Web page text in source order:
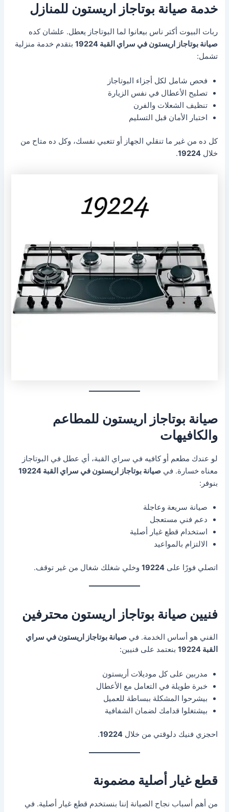
خدمة صيانة بوتاجاز اريستون للمنازل
ربات البيوت أكتر ناس بيعانوا لما البوتاجاز يعطل. علشان كده
صيانة بوتاجاز اريستون في سراي القبة 19224
بتقدم خدمة منزلية
تشمل:
فحص شامل لكل أجزاء البوتاجاز
تصليح الأعطال في نفس الزيارة
تنظيف الشعلات والفرن
اختبار الأمان قبل التسليم
كل ده من غير ما تنقلي الجهاز أو تتعبي نفسك، وكل ده متاح من
خلال19224
.
صيانة بوتاجاز اريستون للمطاعم
والكافيهات
لو عندك مطعم أو كافيه في سراي القبة، أي عطل في البوتاجاز
معناه خسارة. فيصيانة بوتاجاز اريستون في سراي القبة 19224
بنوفر:
صيانة سريعة وعاجلة
دعم فني مستعجل
استخدام قطع غيار أصلية
الالتزام بالمواعيد
اتصلي فورًا على19224 وخلي شغلك شغال من غير توقف.
فنيين صيانة بوتاجاز اريستون محترفين
الفني هو أساس الخدمة. فيصيانة بوتاجاز اريستون في سراي
القبة 19224
بنعتمد على فنيين:
مدربين على كل موديلات أريستون
خبرة طويلة في التعامل مع الأعطال
بيشرحوا المشكلة ببساطة للعميل
بيشتغلوا قدامك لضمان الشفافية
احجزي فنيك دلوقتي من خلال19224
.
قطع غيار أصلية مضمونة
من أهم أسباب نجاح الصيانة إننا بنستخدم قطع غيار أصلية. في